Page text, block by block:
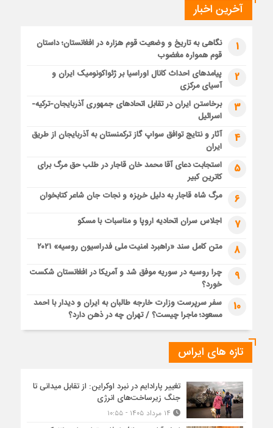
آخرین اخبار
1
نگاهی به تاریخ و وضعیت قوم هزاره در افغانستان؛ داستان
قوم همواره مغضوب
2
پیامدهای احداث کانال اوراسیا بر ژئواکونومیک ایران و
آسیای مرکزی
3
برخاستن ایران در تقابل اتحادهای جمهوری آذربایجان-ترکیه-
اسرائیل
4
آثار و نتایج توافق سواپ گاز ترکمنستان به آذربایجان از طریق
ایران
5
استجابت دعای آقا محمد خان قاجار در طلب حق مرگ برای
کاترین کبیر
6 مرگ شاه قاجار به دلیل خربزه و نجات جان شاعر کتابخوان
7 اجلاس سران اتحادیه اروپا و مناسبات با مسکو
8 متن کامل سند «راهبرد امنیت ملی فدراسیون روسیه» ۲۰۲۱
9
چرا روسیه در سوریه موفق شد و آمریکا در افغانستان شکست
خورد؟
10
سفر سرپرست وزارت خارجه طالبان به ایران و دیدار با احمد
مسعود؛ ماجرا چیست؟ / تهران چه در ذهن دارد؟
تازه های ایراس
تغییر پارادایم در نبرد اوکراین: از تقابل میدانی تا
جنگ زیرساخت‌های انرژی